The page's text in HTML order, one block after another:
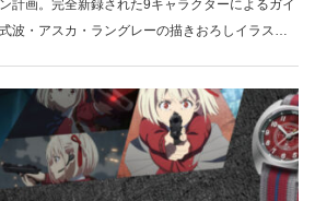
計画。完全新録された9キャラクターによるガイ
波・アスカ・ラングレーの描きおろしイラスト